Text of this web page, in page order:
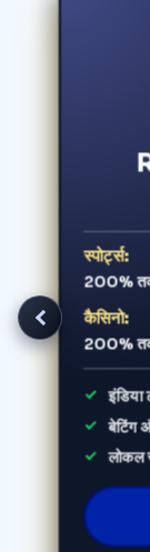
स्पोर्ट्स:
200%
कैसिनो:
200%
इंडिया
बेटिंग
लोकल